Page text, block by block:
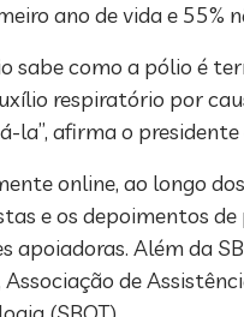
ano de vida e 55%
sabe como a pólio é
respiratório por
afirma o
online, ao longo
e os depoimentos
apoiadoras. Além da
de